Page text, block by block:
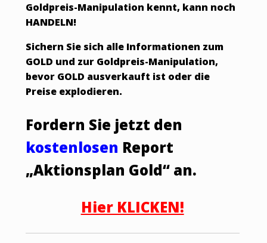
Goldpreis-Manipulation kennt, kann noch
HANDELN!
Sichern Sie sich alle Informationen zum
GOLD und zur Goldpreis-Manipulation,
bevor GOLD ausverkauft ist oder die
Preise explodieren.
Fordern Sie jetzt den
kostenlosen Report
„Aktionsplan Gold“ an.
Hier KLICKEN!